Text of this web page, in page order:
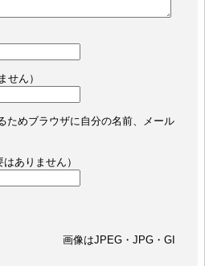
せん）
ためブラウザに自分の名前、メール
ありません）
画像はJPEG・JPG・GI